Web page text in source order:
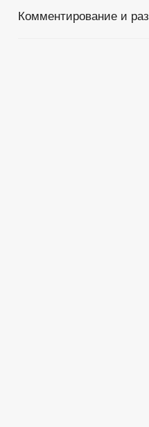
Комментирование и